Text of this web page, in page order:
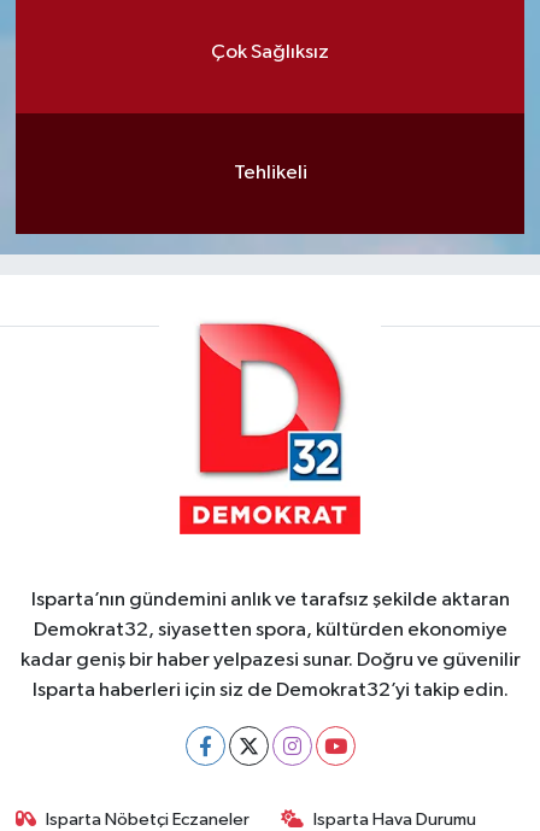
Çok Sağlıksız
Tehlikeli
Isparta’nın gündemini anlık ve tarafsız şekilde aktaran
Demokrat32, siyasetten spora, kültürden ekonomiye
kadar geniş bir haber yelpazesi sunar. Doğru ve güvenilir
Isparta haberleri için siz de Demokrat32’yi takip edin.
Isparta Nöbetçi Eczaneler Isparta Hava Durumu